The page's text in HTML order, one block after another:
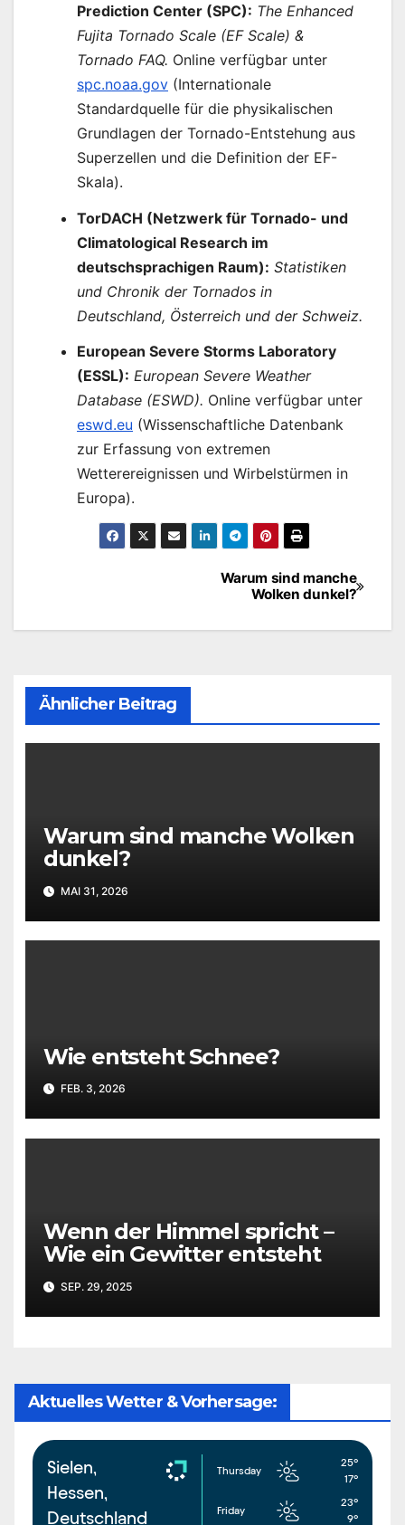
Prediction Center (SPC): The Enhanced
Fujita Tornado Scale (EF Scale) &
Tornado FAQ. Online verfügbar unter
spc.noaa.gov (Internationale
Standardquelle für die physikalischen
Grundlagen der Tornado-Entstehung aus
Superzellen und die Definition der EF-
Skala).
TorDACH (Netzwerk für Tornado- und
Climatological Research im
deutschsprachigen Raum): Statistiken
und Chronik der Tornados in
Deutschland, Österreich und der Schweiz.
European Severe Storms Laboratory
(ESSL): European Severe Weather
Database (ESWD). Online verfügbar unter
eswd.eu (Wissenschaftliche Datenbank
zur Erfassung von extremen
Wetterereignissen und Wirbelstürmen in
Europa).
Beitragsnavigation
Warum sind manche
Wolken dunkel?
Ähnlicher Beitrag
Warum sind manche Wolken
dunkel?
MAI 31, 2026
Wie entsteht Schnee?
FEB. 3, 2026
Wenn der Himmel spricht –
Wie ein Gewitter entsteht
SEP. 29, 2025
Aktuelles Wetter & Vorhersage:
Sielen,
Hessen,
Deutschland
Thursday
25°
17°
Friday
23°
9°